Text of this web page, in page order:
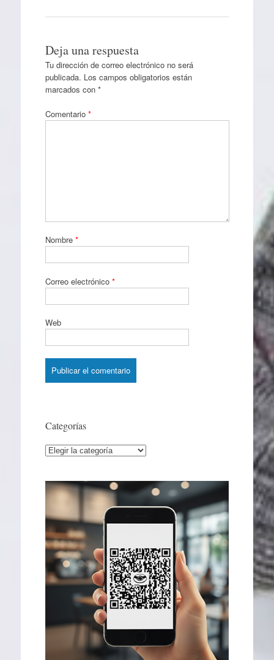
Deja una respuesta
Tu dirección de correo electrónico no será
publicada. Los campos obligatorios están
marcados con *
Comentario *
Nombre *
Correo electrónico *
Web
Categorías
Categorías